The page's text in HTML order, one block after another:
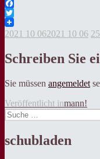
Facebook
Twitter
Veröffentlicht
2021 10 062021 10 06
Schreiben Sie
Sie müssen angemeldet
Veröffentlicht inmann!
Suche
nach:
schubladen